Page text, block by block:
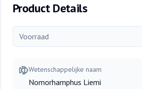
Product Details
Voorraad
Wetenschappelijke naam
Nomorhamphus Liemi